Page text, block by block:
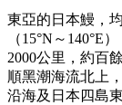
東亞的日本鰻，
（15°N～140°E
2000公里，約百
順黑潮海流北上
沿海及日本四島